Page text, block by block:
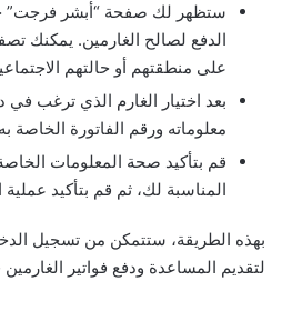
ستظهر لك صفحة “أبشر فرجت”
الدفع لصالح الغارمين. يمكنك
على منطقتهم أو حالتهم
بعد اختيار الغارم الذي ترغب
معلوماته ورقم الفاتورة الخاصة
قم بتأكيد صحة المعلومات
المناسبة لك، ثم قم بتأكيد عملية
بهذه الطريقة، ستتمكن من تسجيل
لتقديم المساعدة ودفع فواتير